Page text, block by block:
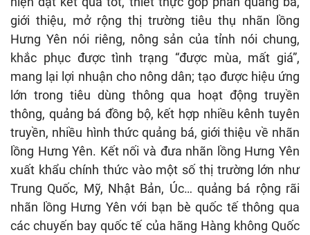
giới thiệu, mở rộng thị trường tiêu thụ nhãn lồng
Hưng Yên nói riêng, nông sản của tỉnh nói chung,
khắc phục được tình trạng “được mùa, mất giá”,
mang lại lợi nhuận cho nông dân; tạo được hiệu ứng
lớn trong tiêu dùng thông qua hoạt động truyền
thông, quảng bá đồng bộ, kết hợp nhiều kênh tuyên
truyền, nhiều hình thức quảng bá, giới thiệu về nhãn
lồng Hưng Yên. Kết nối và đưa nhãn lồng Hưng Yên
xuất khẩu chính thức vào một số thị trường lớn như
Trung Quốc, Mỹ, Nhật Bản, Úc… quảng bá rộng rãi
nhãn lồng Hưng Yên với bạn bè quốc tế thông qua
các chuyến bay quốc tế của hãng Hàng không Quốc